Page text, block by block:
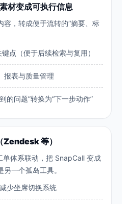
材变成可执行信息
容，转成便于流转的“摘要、标
点（便于后续检索与复用）
报表与质量管理
的问题”转换为“下一步动作”
等）
单体系联动，把 SnapCall 变成
一个孤岛工具。
少坐席切换系统